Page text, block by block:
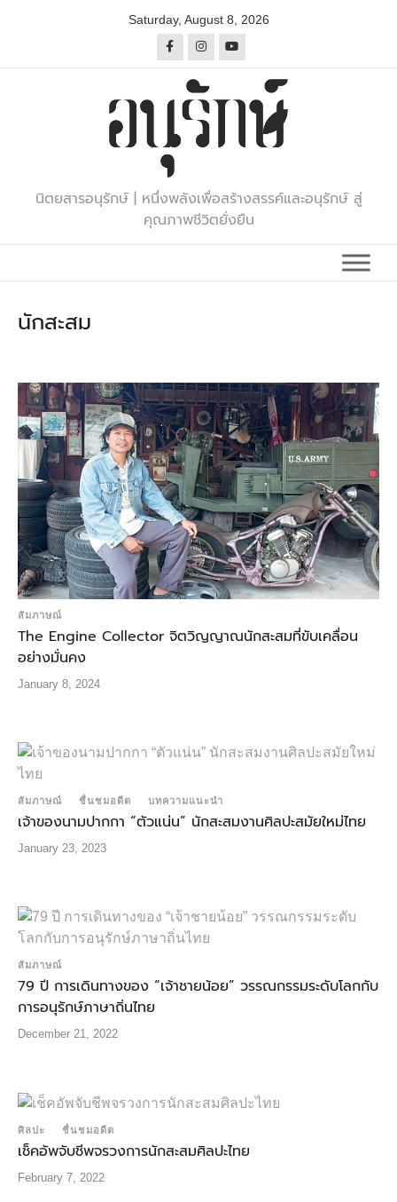
Saturday, August 8, 2026
นิตยสารอนุรักษ์ | หนึ่งพลังเพื่อสร้างสรรค์และอนุรักษ์ สู่
คุณภาพชีวิตยั่งยืน
นักสะสม
สัมภาษณ์
The Engine Collector จิตวิญญาณนักสะสมที่ขับเคลื่อน
อย่างมั่นคง
January 8, 2024
สัมภาษณ์ ชื่นชมอดีต บทความแนะนำ
เจ้าของนามปากกา “ตัวแน่น” นักสะสมงานศิลปะสมัยใหม่ไทย
January 23, 2023
สัมภาษณ์
79 ปี การเดินทางของ “เจ้าชายน้อย” วรรณกรรมระดับโลกกับ
การอนุรักษ์ภาษาถิ่นไทย
December 21, 2022
ศิลปะ ชื่นชมอดีต
เช็คอัพจับชีพจรวงการนักสะสมศิลปะไทย
February 7, 2022